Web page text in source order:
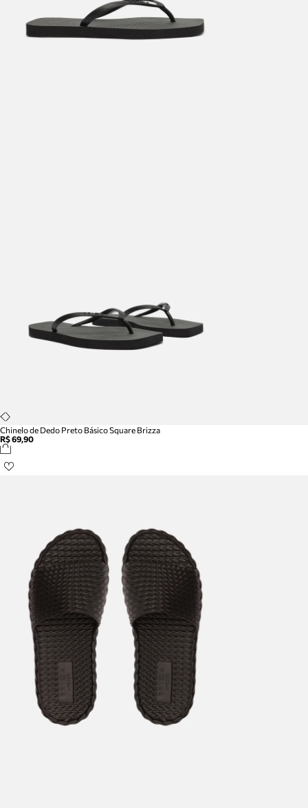
Chinelo de Dedo Preto Básico Square Brizza
R$ 69,90